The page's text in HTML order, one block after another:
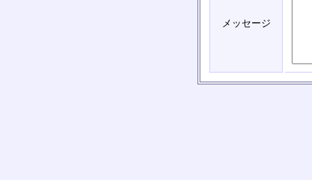
メッセージ